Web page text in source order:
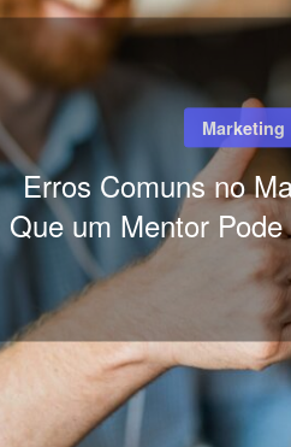
Marketing
Erros Comuns no
Que um Mentor